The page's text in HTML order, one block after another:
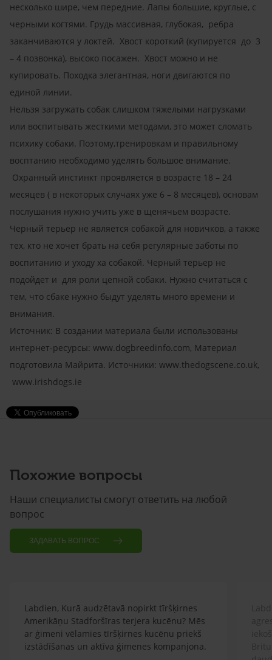
несколько шире, чем передние. Лапы большие, круглые, с
черными когтями. Грудь массивная, глубокая, ребра
заканчиваются у локтей. Хвост короткий (купируется до 3
– 4 позвонка), высоко посажен. Хвост можно и не
купировать. Походка элегантная, ноги двигаются по
единой линии.
Нельзя загружать собак слишком тяжелыми нагрузками
или воспитывать жесткими методами, это может сломать
психику собаки. Поэтому,тренировкам и правильному
восптанию необходимо уделять большое внимание.
Охранный инстинкт проявляется в возрасте 18 – 24
месяцев ( в некоторых случаях уже 6 – 8 месяцев), основам
послушания нужно учить уже в щенячьем возрасте.
Черный терьер не является собакой для новичков, а также
тех, кто не хочет брать на себя регулярные заботы по
воспитанию и уходу ха собакой. Черный терьер не
подойдет и для роли цепной собаки. Нужно считаться с
тем, что сбаке нужно быдут уделять много времени и
внимания.
Источник: В создании материала были использованы
интернет-ресурсы: www.dogbreedinfo.com, Материал
подготовила Майрита. Источники: www.thedogscene.co.uk,
www.irishdogs.ie
Похожие вопросы
Наши специалисты смогут ответить на любой
вопрос
ЗАДАВАТЬ ВОПРОС
Labdien, Kurā audzētavā nopirkt tīršķirnes
Amerikāņu Stadforšīras terjera kucēnu? Mēs
ar ģimeni vēlamies tīršķirnes kucēnu priekš
izstādīšanas un aktīva ģimenes kompanjona.